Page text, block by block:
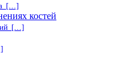
[…]
костей
[…]